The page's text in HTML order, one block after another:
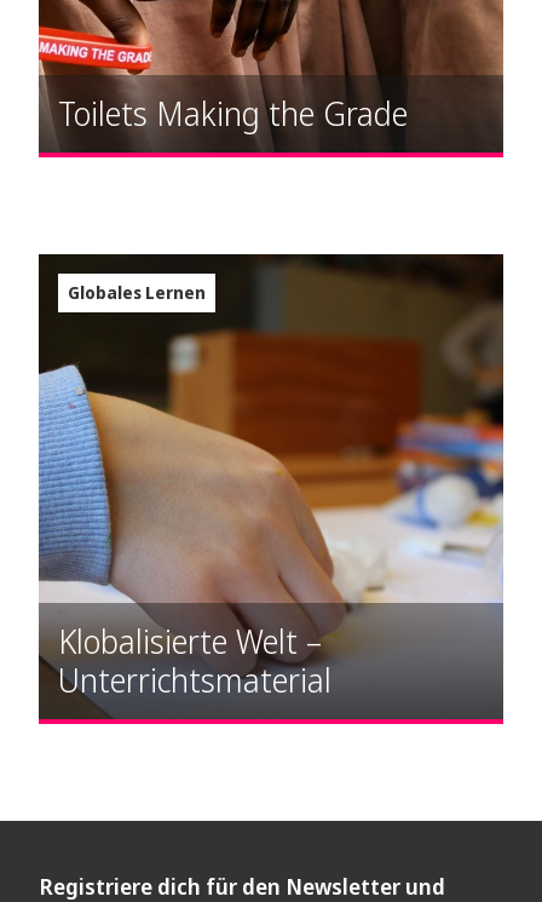
Toilets Making the Grade
Globales Lernen
Klobalisierte Welt –
Unterrichtsmaterial
Registriere dich für den Newsletter und